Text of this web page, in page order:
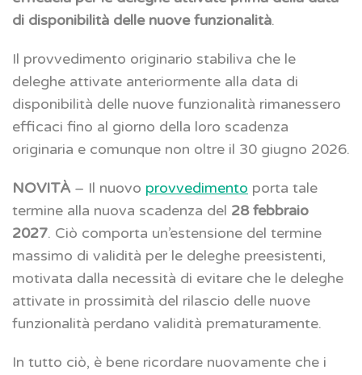
di disponibilità delle nuove funzionalità.
Il provvedimento originario stabiliva che le
deleghe attivate anteriormente alla data di
disponibilità delle nuove funzionalità rimanessero
efficaci fino al giorno della loro scadenza
originaria e comunque non oltre il 30 giugno 2026.
NOVITÀ – Il nuovo provvedimento porta tale
termine alla nuova scadenza del 28 febbraio
2027. Ciò comporta un’estensione del termine
massimo di validità per le deleghe preesistenti,
motivata dalla necessità di evitare che le deleghe
attivate in prossimità del rilascio delle nuove
funzionalità perdano validità prematuramente.
In tutto ciò, è bene ricordare nuovamente che i